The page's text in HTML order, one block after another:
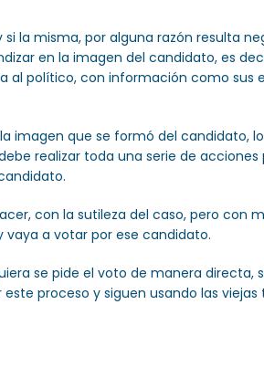
la misma, por alguna razón resulta
en la imagen del candidato, es
político, con información como sus
imagen que se formó del candidato,
realizar toda una serie de acciones
con la sutileza del caso, pero con
vaya a votar por ese candidato.
se pide el voto de manera directa,
proceso y siguen usando las